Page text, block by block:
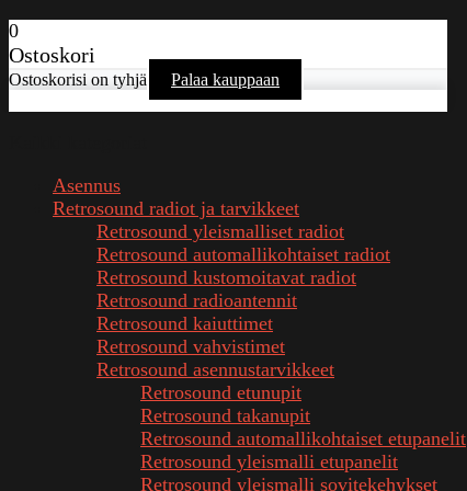
0
Ostoskori
Ostoskorisi on tyhjä Palaa kauppaan
Asennus
Retrosound radiot ja tarvikkeet
Retrosound yleismalliset radiot
Retrosound automallikohtaiset radiot
Retrosound kustomoitavat radiot
Retrosound radioantennit
Retrosound kaiuttimet
Retrosound vahvistimet
Retrosound asennustarvikkeet
Retrosound etunupit
Retrosound takanupit
Retrosound automallikohtaiset etupanelit
Retrosound yleismalli etupanelit
Retrosound yleismalli sovitekehykset